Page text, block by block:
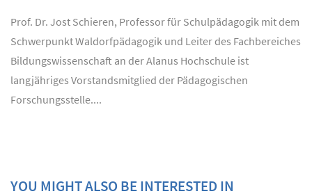
Prof. Dr. Jost Schieren, Professor für Schulpädagogik mit dem
Schwerpunkt Waldorfpädagogik und Leiter des Fachbereiches
Bildungswissenschaft an der Alanus Hochschule ist
langjähriges Vorstandsmitglied der Pädagogischen
Forschungsstelle....
YOU MIGHT ALSO BE INTERESTED IN